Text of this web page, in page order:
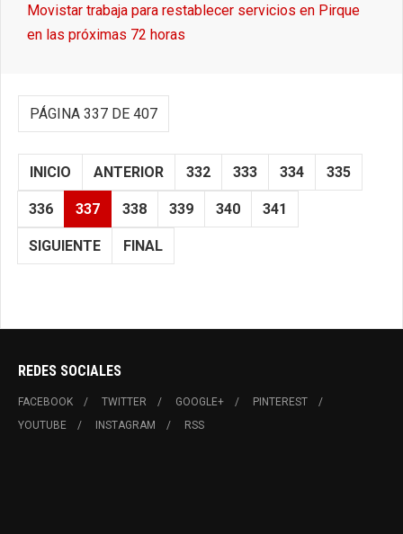
Movistar trabaja para restablecer servicios en Pirque
en las próximas 72 horas
PÁGINA 337 DE 407
INICIO ANTERIOR 332 333 334 335
336 337 338 339 340 341
SIGUIENTE FINAL
REDES SOCIALES
FACEBOOK TWITTER GOOGLE+
PINTEREST
YOUTUBE
INSTAGRAM RSS